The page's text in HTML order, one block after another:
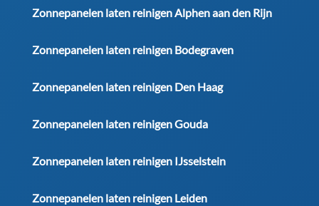
Zonnepanelen laten reinigen Alphen aan den Rijn
Zonnepanelen laten reinigen Bodegraven
Zonnepanelen laten reinigen Den Haag
Zonnepanelen laten reinigen Gouda
Zonnepanelen laten reinigen IJsselstein
Zonnepanelen laten reinigen Leiden